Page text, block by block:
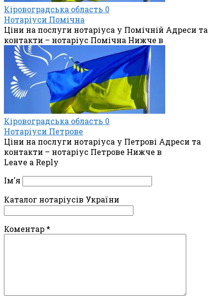
Кіровоградська область 0
Нотаріуси Помічна
Ціни на послуги нотаріуса у Помічній Адреси та
контакти – нотаріус Помічна Нижче в
Кіровоградська область 0
Нотаріуси Петрове
Ціни на послуги нотаріуса у Петрові Адреси та
контакти – нотаріус Петрове Нижче в
Leave a Reply
Ім'я
Каталог нотаріусів України
Коментар*